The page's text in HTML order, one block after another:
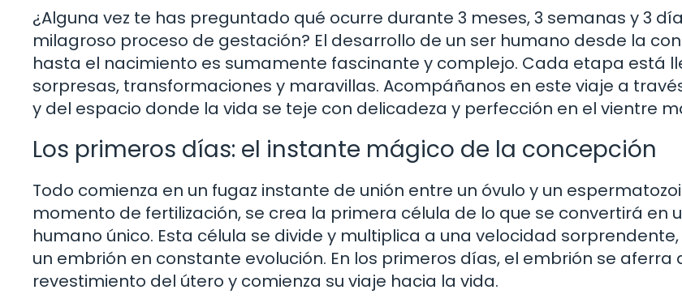
¿Alguna vez te has preguntado qué ocurre durante 3 meses, 3 semanas y 3
milagroso proceso de gestación? El desarrollo de un ser humano desde la
hasta el nacimiento es sumamente fascinante y complejo. Cada etapa está
sorpresas, transformaciones y maravillas. Acompáñanos en este viaje a
y del espacio donde la vida se teje con delicadeza y perfección en el vientre
Los primeros días: el instante mágico de la concepción
Todo comienza en un fugaz instante de unión entre un óvulo y un
momento de fertilización, se crea la primera célula de lo que se convertirá en
humano único. Esta célula se divide y multiplica a una velocidad
un embrión en constante evolución. En los primeros días, el embrión se aferra
revestimiento del útero y comienza su viaje hacia la vida.